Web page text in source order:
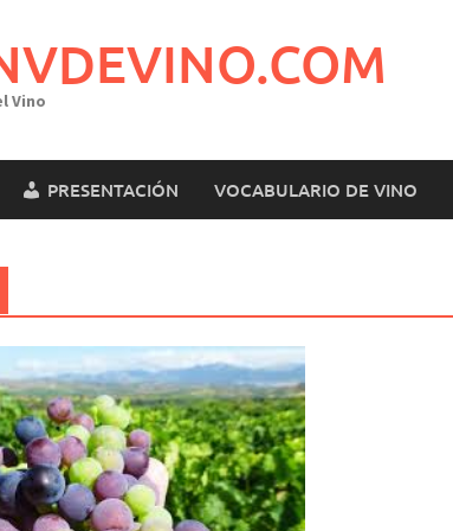
Vino
PRESENTACIÓN VOCABULARIO DE VINO